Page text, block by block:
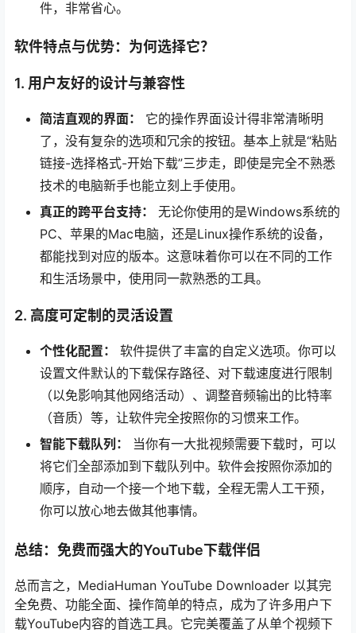
件，非常省心。
软件特点与优势：为何选择它？
1. 用户友好的设计与兼容性
简洁直观的界面：
它的操作界面设计得非常清晰明
了，没有复杂的选项和冗余的按钮。基本上就是“粘贴
链接-选择格式-开始下载”三步走，即使是完全不熟悉
技术的电脑新手也能立刻上手使用。
真正的跨平台支持：
无论你使用的是Windows系统的
PC、苹果的Mac电脑，还是Linux操作系统的设备，
都能找到对应的版本。这意味着你可以在不同的工作
和生活场景中，使用同一款熟悉的工具。
2. 高度可定制的灵活设置
个性化配置：
软件提供了丰富的自定义选项。你可以
设置文件默认的下载保存路径、对下载速度进行限制
（以免影响其他网络活动）、调整音频输出的比特率
（音质）等，让软件完全按照你的习惯来工作。
智能下载队列：
当你有一大批视频需要下载时，可以
将它们全部添加到下载队列中。软件会按照你添加的
顺序，自动一个接一个地下载，全程无需人工干预，
你可以放心地去做其他事情。
总结：免费而强大的YouTube下载伴侣
总而言之，MediaHuman YouTube Downloader 以其完
全免费、功能全面、操作简单的特点，成为了许多用户下
载YouTube内容的首选工具。它完美覆盖了从单个视频下